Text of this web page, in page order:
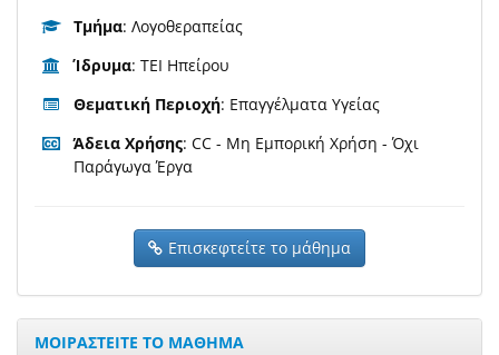
Τμήμα: Λογοθεραπείας
Ίδρυμα: ΤΕΙ Ηπείρου
Θεματική Περιοχή: Επαγγέλματα Υγείας
Άδεια Χρήσης: CC - Μη Εμπορική Χρήση - Όχι
Παράγωγα Έργα
Επισκεφτείτε το μάθημα
ΜΟΙΡΑΣΤΕΙΤΕ ΤΟ ΜΑΘΗΜΑ